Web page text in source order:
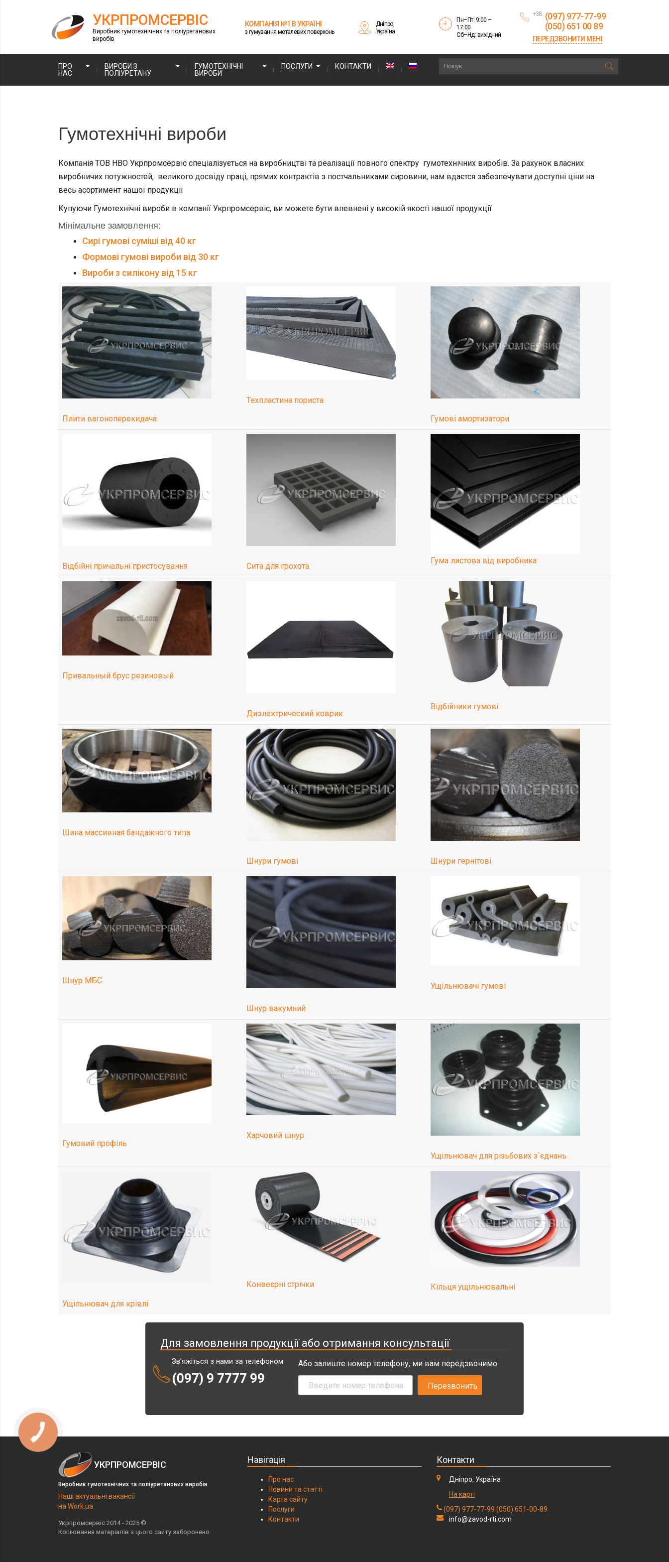
УКРПРОМСЕРВІС
Виробник гумотехнічних та поліуретанових
виробів
КОМПАНІЯ №1 В УКРАЇНІ
з гумування металевих поверхонь
Дніпро,
Україна
Пн–Пт: 9:00 –
17:00
Сб–Нд: вихідний
+38 (097) 977-77-99
(050) 651 00 89
ПЕРЕДЗВОНИТИ МЕНІ
ПРО
НАС
ВИРОБИ З
ПОЛІУРЕТАНУ
ГУМОТЕХНІЧНІ
ВИРОБИ
ПОСЛУГИ КОНТАКТИ
Гумотехнічні вироби
Компанія ТОВ НВО Укрпромсервіс спеціалізується на виробництві та реалізації повного спектру гумотехнічних виробів. За рахунок власних
виробничих потужностей, великого досвіду праці, прямих контрактів з постчальниками сировини, нам вдаєтся забезпечувати доступні ціни на
весь асортимент нашої продукції
Купуючи Гумотехнічні вироби в компанії Укрпромсервіс, ви можете бути впевнені у високій якості нашої продукції
Мінімальне замовлення:
Сирі гумові суміші від 40 кг
Формові гумові вироби від 30 кг
Вироби з силікону від 15 кг
Плити вагоноперекидача
Техпластина пориста
Гумові амортизатори
Відбійні причальні пристосування Сита для грохота
Гума листова від виробника
Привальный брус резиновый
Диэлектрический коврик
Відбійники гумові
Шина массивная бандажного типа
Шнури гумові Шнури гернітові
Шнур МБС
Шнур вакумний
Ущільнювачі гумові
Гумовий профіль
Харчовий шнур
Ущільнювач для різьбових з`єднань
Ущільнювач для крівлі
Конвеєрні стрічки Кільця ущільнювальні
Для замовлення продукції або отримання консультації
Зв'яжіться з нами за телефоном
(097) 9 7777 99
Або залиште номер телефону, ми вам передзвонимо
УКРПРОМСЕРВІС
Виробник гумотехнічних та поліуретанових виробів
Наші актуальні вакансії
на Work.ua
Укрпромсервіс 2014 - 2025 ©
Копіювання матеріалів з цього сайту заборонено.
Навігація
Про нас
Новини та статті
Карта сайту
Послуги
Контакти
Контакти
Дніпро, Україна
На карті
(097) 977-77-99 (050) 651-00-89
info@zavod-rti.com